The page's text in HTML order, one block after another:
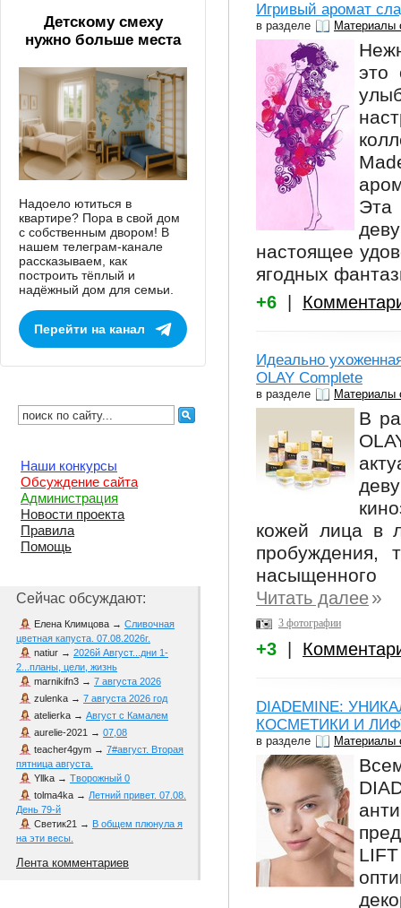
Игривый аромат
в разделе Материалы
это
Эта
настоящее
ягодных
+6
Идеально
OLAY Complete
в разделе Материалы
В
кожей лица в
пробуждения,
Читать далее»
3 фотографии
+3
DIADEMINE:
КОСМЕТИКИ И
в разделе Материалы
Детскому смеху
нужно больше места
Надоело ютиться в
квартире? Пора в свой дом
с собственным двором! В
нашем телеграм-канале
рассказываем, как
построить тёплый и
надёжный дом для семьи.
Перейти на канал
Наши конкурсы
Обсуждение сайта
Администрация
Новости проекта
Правила
Помощь
Сейчас обсуждают:
Елена Климцова → Сливочная
цветная капуста. 07.08.2026г.
natiur → 2026й Август...дни 1-
2...планы, цели, жизнь
marnikifn3 → 7 августа 2026
zulenka → 7 августа 2026 год
atelierka → Август с Камалем
aurelie-2021 → 07,08
teacher4gym → 7#август. Вторая
пятница августа.
Yllka → Творожный 0
tolma4ka → Летний привет. 07.08.
День 79-й
Светик21 → В общем плюнула я
на эти весы.
Лента комментариев